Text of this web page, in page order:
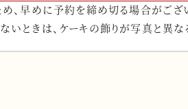
、早めに予約を締め切る場合がござ
ときは、ケーキの飾りが写真と異な